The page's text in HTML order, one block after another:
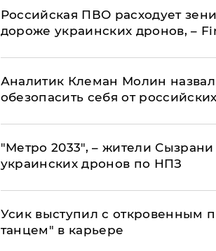
Российская ПВО расходует
дороже украинских дронов, –
Аналитик Клеман Молин
обезопасить себя от
"Метро 2033", – жители
украинских дронов по НПЗ
Усик выступил с откровенным
танцем" в карьере